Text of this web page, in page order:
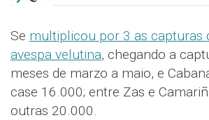
Se multiplicou por 3 as capturas
avespa velutina, chegando a
meses de marzo a maio, e
case 16.000; entre Zas e
outras 20.000.